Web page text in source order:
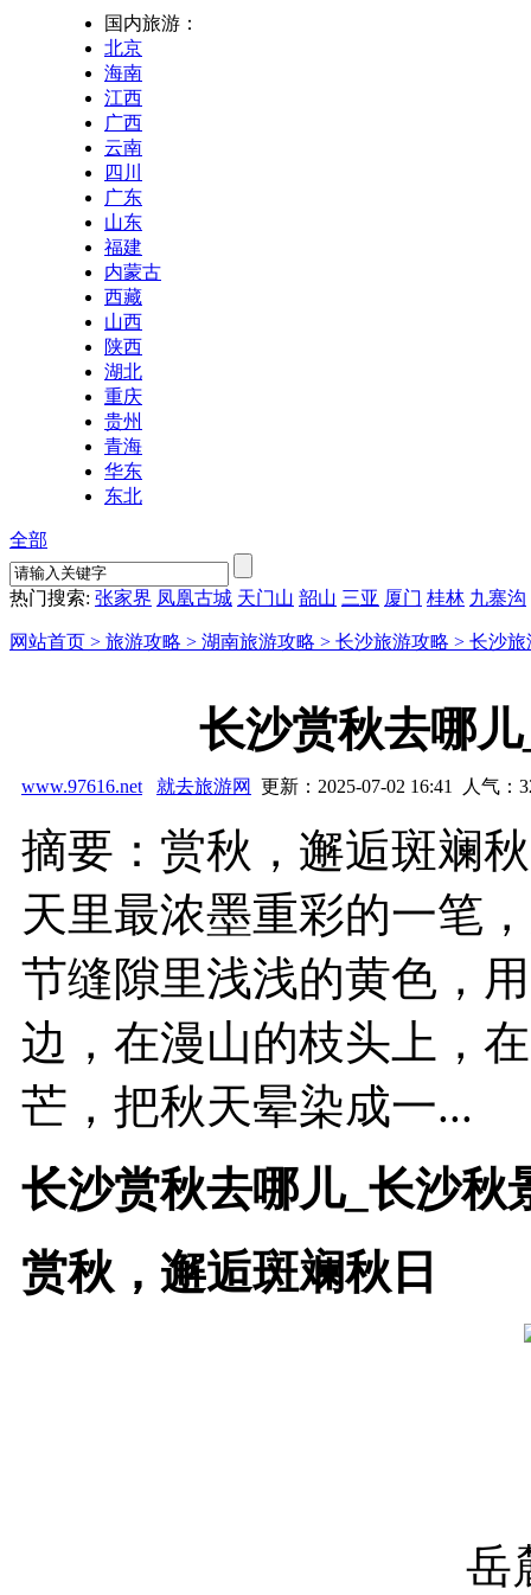
国内旅游：
北京
海南
江西
广西
云南
四川
广东
山东
福建
内蒙古
西藏
山西
陕西
湖北
重庆
贵州
青海
华东
东北
全部
热门搜索: 张家界 凤凰古城 天门山 韶山 三亚 厦门 桂林 九寨沟
网站首页 > 旅游攻略 > 湖南旅游攻略 > 长沙旅游攻略 > 长沙旅
长沙赏秋去哪
www.97616.net 就去旅游网 更新：2025-07-02 16:41 人气：
摘要：赏秋，邂逅斑斓
天里最浓墨重彩的一笔
节缝隙里浅浅的黄色，
边，在漫山的枝头上，
芒，把秋天晕染成一...
长沙赏秋去哪儿_长沙秋
赏秋，邂逅斑斓秋日
岳